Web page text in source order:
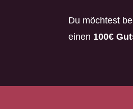
Du möchtest
einen 100€